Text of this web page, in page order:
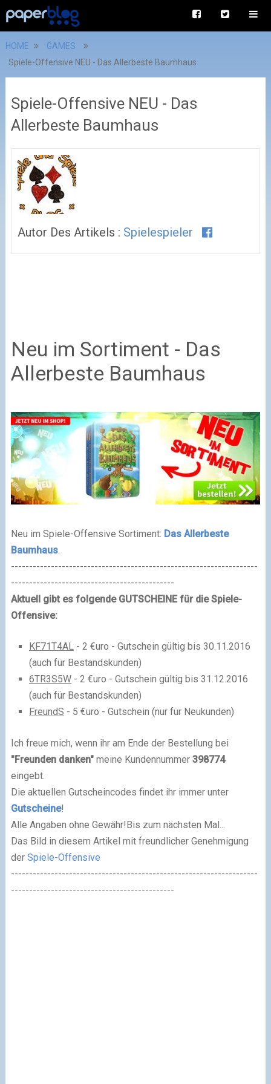
HOME
GAMES
Spiele-Offensive NEU - Das Allerbeste Baumhaus
Spiele-Offensive NEU - Das
Allerbeste Baumhaus
Autor Des Artikels : Spielespieler
Neu im Sortiment - Das
Allerbeste Baumhaus
Neu im Spiele-Offensive Sortiment: Das Allerbeste
Baumhaus.
--------------------------------------------------------------------
---------------------------------------------
Aktuell gibt es folgende GUTSCHEINE für die Spiele-
Offensive:
KF71T4AL- 2 €uro - Gutschein gültig bis 30.11.2016
(auch für Bestandskunden)
6TR3S5W- 2 €uro - Gutschein gültig bis 31.12.2016
(auch für Bestandskunden)
FreundS - 5 €uro - Gutschein (nur für Neukunden)
Ich freue mich, wenn ihr am Ende der Bestellung bei
"Freunden danken"meine Kundennummer 398774
eingebt.
Die aktuellen Gutscheincodes findet ihr immer unter
Gutscheine!
Alle Angaben ohne Gewähr!Bis zum nächsten Mal...
Das Bild in diesem Artikel mit freundlicher Genehmigung
der Spiele-Offensive
--------------------------------------------------------------------
---------------------------------------------